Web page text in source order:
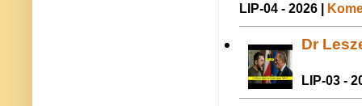
LIP-04 - 2026 |
Dr
LIP-03 -